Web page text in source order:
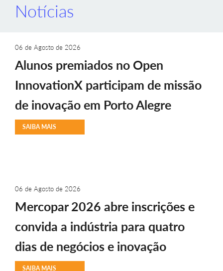
Notícias
06 de Agosto de 2026
Alunos premiados no Open
InnovationX participam de missão
de inovação em Porto Alegre
SAIBA MAIS
06 de Agosto de 2026
Mercopar 2026 abre inscrições e
convida a indústria para quatro
dias de negócios e inovação
SAIBA MAIS